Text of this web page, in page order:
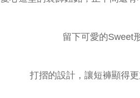
留下可愛的Sweet
打摺的設計，讓短褲顯得